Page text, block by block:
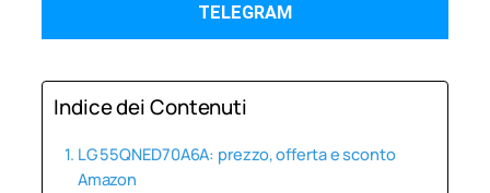
TELEGRAM
Indice dei Contenuti
LG 55QNED70A6A: prezzo, offerta e sconto
Amazon